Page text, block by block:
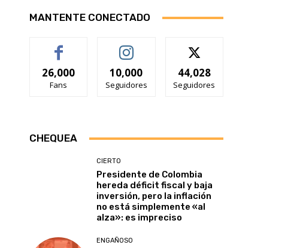
MANTENTE CONECTADO
26,000
Fans
10,000
Seguidores
44,028
Seguidores
CHEQUEA
CIERTO
Presidente de Colombia
hereda déficit fiscal y baja
inversión, pero la inflación
no está simplemente «al
alza»: es impreciso
ENGAÑOSO